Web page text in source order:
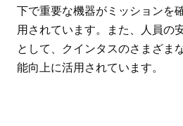
下で重要な機器がミッションを
用されています。また、人員の
として、クインタスのさまざま
能向上に活用されています。